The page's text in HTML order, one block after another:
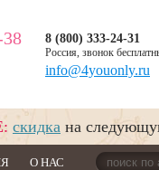
8 (800) 333-24-31
Россия, звонок
info@4youonly.ru
скидка на
О НАС